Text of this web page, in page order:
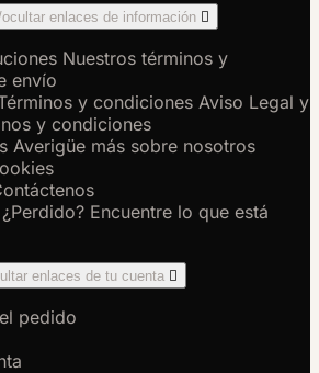
enlaces de información 
Nuestros términos y
envío
y condiciones Aviso Legal y
y condiciones
Averigüe más sobre nosotros
¿Perdido? Encuentre lo que está
enlaces de tu cuenta 
pedido